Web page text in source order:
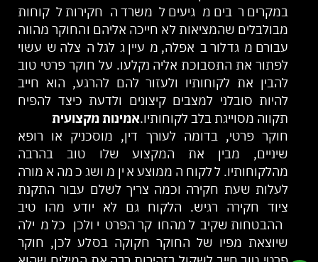
במקרים רבים מגיעים למשרד החקירות לקוחות
מבולבלים שהמציאות לא חייכה אליהם והחוקר מהווה
עבורם מגדלור באפלה, מעיין גלגל הצלה שעשוי
לפתור את התסבוכת אליה נקלעו. על חוקר פרטי טוב
להבין את לקוחותיו ולעזור להם להרגע, הוא חייב
להיות סובלני למצבים קיצונים ולדעת כיצד להפיח
תקווה מסוייגת בלב לקוחותיו.אמינות מקצועית
חוקר פרטי, בדומה לעורך דין, מוסכניק או רופא
שיניים, מבין את המקצוע שלו טוב בהרבה
מהלקוחותיו. ללקוח הממוצע אין מושג כמה אמורה
לעלות שעת חקירה וכמה צריך לשלם עבור התקנת
ציוד חקירה רגיש. הלקוח גם לא יודע מהו טיב
ההבטחות שקיבל מהחוקר הפרטי ולכן כל מילה
שיוצאת מפיו של החוקר חקוקה בסלע לכן, חוקר